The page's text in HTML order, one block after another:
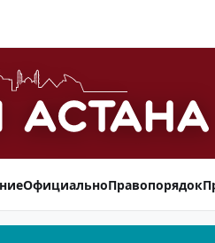
ОфициальноПравопорядок